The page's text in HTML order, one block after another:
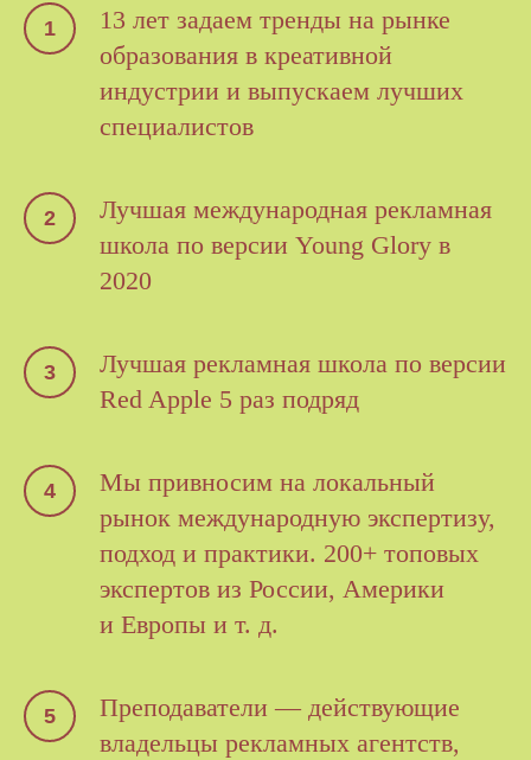
строить коммуникацию в команде,
положительно влияющую
на организацию процесса
и управление маркетингом.
междисциплинарные идеи с уклоном
на новые медиа в современном
искусстве.
13 лет задаем тренды на рынке
образования в креативной
индустрии и выпускаем лучших
специалистов
Лучшая международная рекламная
школа по версии Young Glory в
2020
Лучшая рекламная школа по версии
Red Apple 5 раз подряд
Мы привносим на локальный
рынок международную экспертизу,
подход и практики. 200+ топовых
экспертов из России, Америки
и Европы и т. д.
Преподаватели — действующие
владельцы рекламных агентств,